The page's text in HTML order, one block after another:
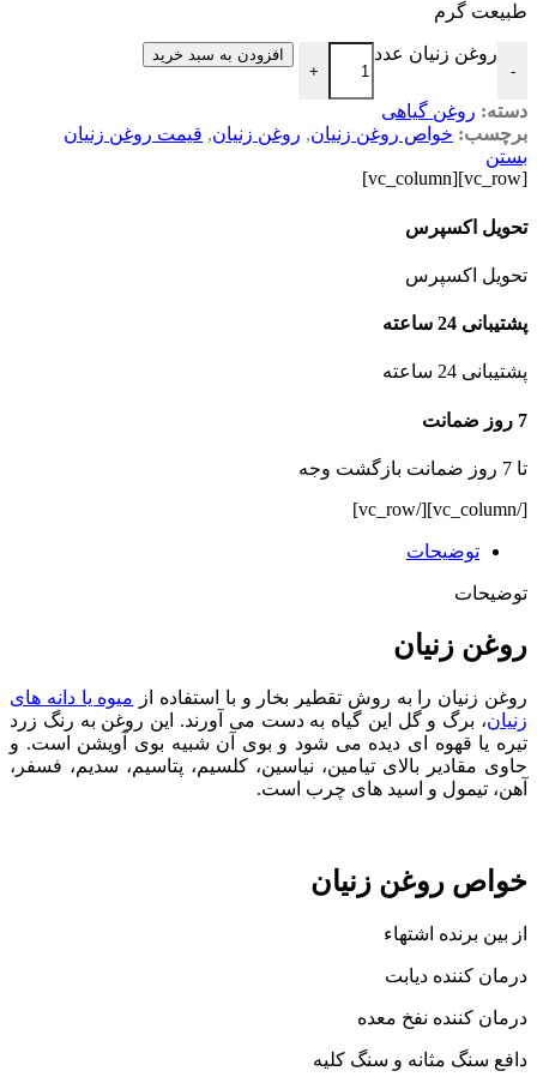
طبیعت گرم
-
روغن زنیان عدد
+
افزودن به سبد خرید
دسته: روغن گیاهی
برچسب: خواص روغن زنیان, روغن زنیان, قیمت روغن زنیان
بستن
[vc_row][vc_column]
تحویل اکسپرس
تحویل اکسپرس
پشتیبانی 24 ساعته
پشتیبانی 24 ساعته
7 روز ضمانت
تا 7 روز ضمانت بازگشت وجه
[/vc_column][/vc_row]
توضیحات
توضیحات
روغن زنیان
روغن زنیان را به روش تقطیر بخار و با استفاده از میوه یا دانه های
زنیان، برگ و گل این گیاه به دست می آورند. این روغن به رنگ زرد
تیره یا قهوه ای دیده می شود و بوی آن شبیه بوی آویشن است. و
حاوی مقادیر بالای تیامین، نیاسین، کلسیم، پتاسیم، سدیم، فسفر،
آهن، تیمول و اسید های چرب است.
خواص روغن زنیان
از بین برنده اشتهاء
درمان کننده دیابت
درمان کننده نفخ معده
دافع سنگ مثانه و سنگ کلیه